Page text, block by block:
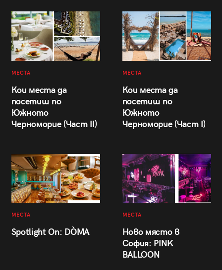
МЕСТА
Кои места да
посетиш по
Южното
Черноморие (Част II)
МЕСТА
Кои места да
посетиш по
Южното
Черноморие (Част I)
МЕСТА
Spotlight On: DÒMA
МЕСТА
Ново място в
София: PINK
BALLOON